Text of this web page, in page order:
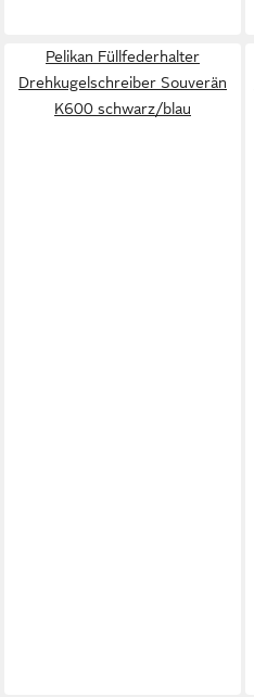
Pelikan Füllfederhalter
Drehkugelschreiber Souverän
K600 schwarz/blau